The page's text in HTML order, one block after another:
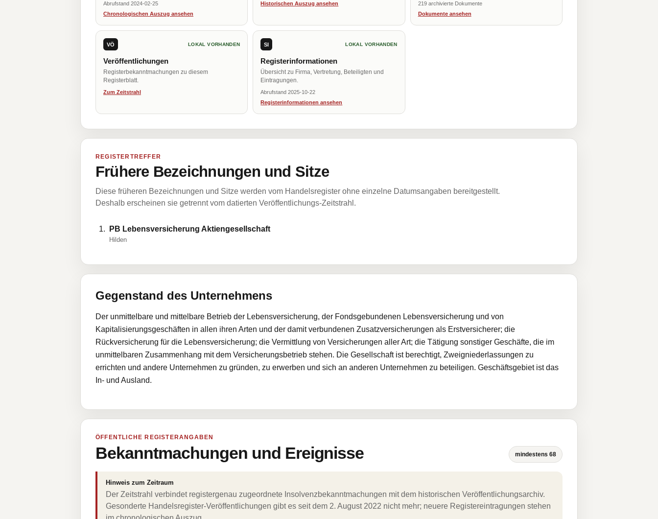
Abrufstand 2024-02-25
Chronologischen Auszug ansehen
Historischen Auszug ansehen
219 archivierte Dokumente
Dokumente ansehen
VÖ LOKAL VORHANDEN
Veröffentlichungen
Registerbekanntmachungen zu diesem
Registerblatt.
Zum Zeitstrahl
SI LOKAL VORHANDEN
Registerinformationen
Übersicht zu Firma, Vertretung, Beteiligten und
Eintragungen.
Abrufstand 2025-10-22
Registerinformationen ansehen
REGISTERTREFFER
Frühere Bezeichnungen und Sitze
Diese früheren Bezeichnungen und Sitze werden vom Handelsregister ohne einzelne Datumsangaben bereitgestellt.
Deshalb erscheinen sie getrennt vom datierten Veröffentlichungs-Zeitstrahl.
PB Lebensversicherung Aktiengesellschaft
Hilden
Gegenstand des Unternehmens
Der unmittelbare und mittelbare Betrieb der Lebensversicherung, der Fondsgebundenen Lebensversicherung und von
Kapitalisierungsgeschäften in allen ihren Arten und der damit verbundenen Zusatzversicherungen als Erstversicherer; die
Rückversicherung für die Lebensversicherung; die Vermittlung von Versicherungen aller Art; die Tätigung sonstiger Geschäfte, die im
unmittelbaren Zusammenhang mit dem Versicherungsbetrieb stehen. Die Gesellschaft ist berechtigt, Zweigniederlassungen zu
errichten und andere Unternehmen zu gründen, zu erwerben und sich an anderen Unternehmen zu beteiligen. Geschäftsgebiet ist das
In- und Ausland.
ÖFFENTLICHE REGISTERANGABEN
Bekanntmachungen und Ereignisse mindestens 68
Hinweis zum Zeitraum
Der Zeitstrahl verbindet registergenau zugeordnete Insolvenzbekanntmachungen mit dem historischen Veröffentlichungsarchiv.
Gesonderte Handelsregister-Veröffentlichungen gibt es seit dem 2. August 2022 nicht mehr; neuere Registereintragungen stehen